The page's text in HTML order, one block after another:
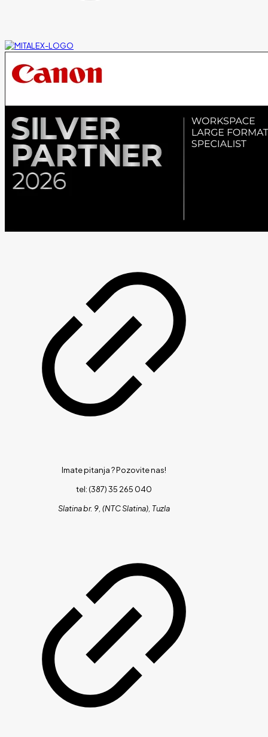
Imate pitanja ?Pozovite nas!
tel: (387) 35 265 040
Slatina br. 9, (NTC Slatina), Tuzla